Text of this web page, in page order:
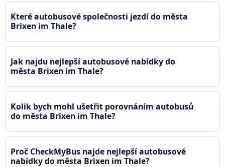
Které autobusové společnosti jezdí do města
Brixen im Thale?
Jak najdu nejlepší autobusové nabídky do
města Brixen im Thale?
Kolik bych mohl ušetřit porovnáním autobusů
do města Brixen im Thale?
Proč CheckMyBus najde nejlepší autobusové
nabídky do města Brixen im Thale?